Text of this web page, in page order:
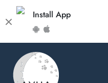
Install App